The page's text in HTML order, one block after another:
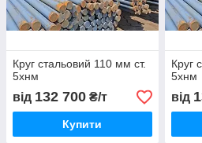
Круг стальовий 110 мм ст.
5хнм
від 132 700 ₴/т
Купити
Круг
5хнм
від